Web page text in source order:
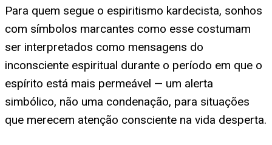
Para quem segue o espiritismo kardecista, sonhos
com símbolos marcantes como esse costumam
ser interpretados como mensagens do
inconsciente espiritual durante o período em que o
espírito está mais permeável — um alerta
simbólico, não uma condenação, para situações
que merecem atenção consciente na vida desperta.